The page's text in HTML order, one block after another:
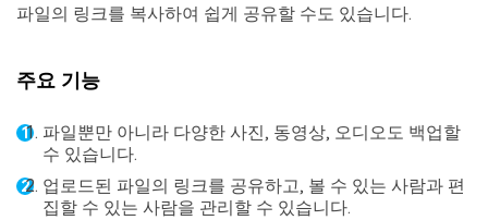
파일의 링크를 복사하여 쉽게 공유할 수도 있습니다.
주요 기능
파일뿐만 아니라 다양한 사진, 동영상, 오디오도 백업할
수 있습니다.
업로드된 파일의 링크를 공유하고, 볼 수 있는 사람과 편
집할 수 있는 사람을 관리할 수 있습니다.